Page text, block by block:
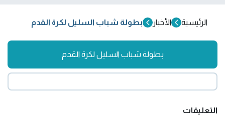
الرئيسية الأخبار بطولة شباب السليل لكرة القدم
بطولة شباب السليل لكرة القدم
التعليقات